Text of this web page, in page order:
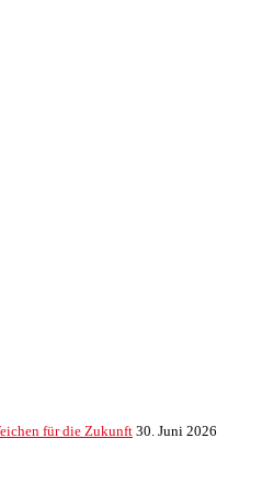
für die Zukunft30. Juni 2026